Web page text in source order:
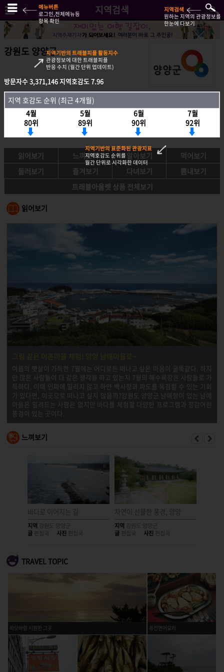
지역검색
강원도 양양군
방문자수3,371,146지역호감도7.96
지역호감도 순위 (최근 4개월)
4월
80위
5월
89위
6월
90위
7월
92위
읽어보기 느껴보기 알아보기
먹어보기
둘러보기
즐겨보기 다녀보기
뽐내보기
트래블아울렛 상품 전체보기
읽어보기
그림 같은 어촌마을 체험! 양양 남애마을로~
여름의 햇살이 가득한 7월에는 어디로든 떠나고 싶은 마음이 굴뚝같다. 하지
만 많은 사람들이 다 같은 생각을 하고 있는지 7월의 해수욕장은 사람들로 가
득하다. 이때 인파에 밀리지 않고 하얀 백사장과 파도를 독점할 수 있는 기회
가 있다면, 이곳으로 떠나고 싶지 않을까?강원도 양양군 남애항이 있는 남애
마을은 밀려드는 사람은 없지만 바다를 체험할 다양한 프로그램과 정감어린
풍경이 있는 곳이다.
느껴보기
바다로 이어지는 길
지역 강원도 양양군
글 편집국 사진 편집국
자연이 선물한 풍경, 양양
지역 강원도 양양군
글 편집국 사진 편집국
TRAVEL TOPIC
바닷바람 시원한 그곳 퓨전연어요리
방문자수3,371,146지역호감도7.96
지역 호감도 순위 (최근 4개월)
4월
80위
5월
89위
6월
90위
7월
92위
메뉴버튼
로그인,전체메뉴등
항목 확인
지역검색
원하는 지역의 관광정보를
한눈에 다보기
지역기반의 트래블피플 활동지수
관광정보에 대한 트래블피플
반응 수치 (월간 단위 업데이트)
지역기반의 표준화된 관광지표
지역호감도 순위를
월간 단위로 시각화한 데이터